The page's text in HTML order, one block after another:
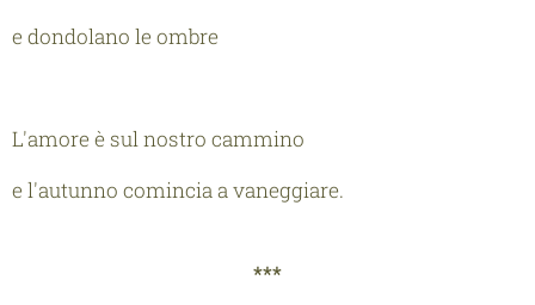
e dondolano le ombre
L'amore è sul nostro cammino
e l'autunno comincia a vaneggiare.
***